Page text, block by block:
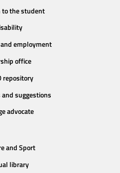
the student
employment
office
repository
suggestions
advocate
and Sport
library